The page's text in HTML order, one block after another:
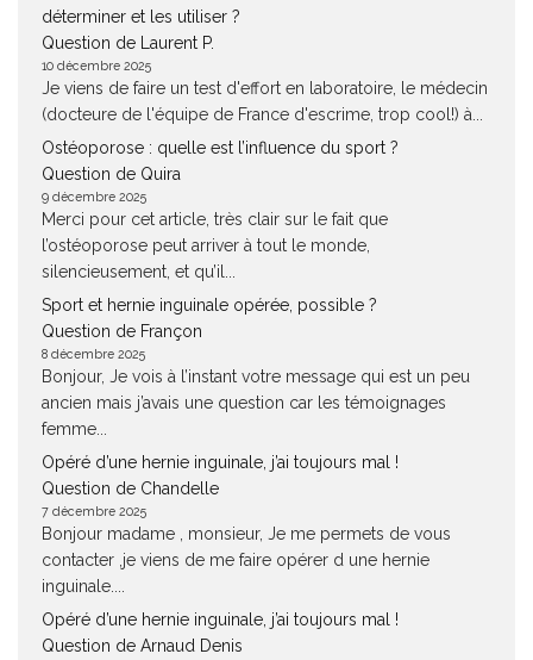
déterminer et les utiliser ?
Question de Laurent P.
10 décembre 2025
Je viens de faire un test d'effort en laboratoire, le médecin
(docteure de l'équipe de France d'escrime, trop cool!) à...
Ostéoporose : quelle est l’influence du sport ?
Question de Quira
9 décembre 2025
Merci pour cet article, très clair sur le fait que
l’ostéoporose peut arriver à tout le monde,
silencieusement, et qu’il...
Sport et hernie inguinale opérée, possible ?
Question de Françon
8 décembre 2025
Bonjour, Je vois à l’instant votre message qui est un peu
ancien mais j’avais une question car les témoignages
femme...
Opéré d’une hernie inguinale, j’ai toujours mal !
Question de Chandelle
7 décembre 2025
Bonjour madame , monsieur, Je me permets de vous
contacter ,je viens de me faire opérer d une hernie
inguinale....
Opéré d’une hernie inguinale, j’ai toujours mal !
Question de Arnaud Denis